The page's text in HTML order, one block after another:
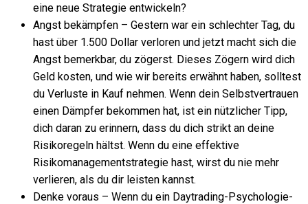
eine neue Strategie entwickeln?
Angst bekämpfen – Gestern war ein schlechter Tag, du
hast über 1.500 Dollar verloren und jetzt macht sich die
Angst bemerkbar, du zögerst. Dieses Zögern wird dich
Geld kosten, und wie wir bereits erwähnt haben, solltest
du Verluste in Kauf nehmen. Wenn dein Selbstvertrauen
einen Dämpfer bekommen hat, ist ein nützlicher Tipp,
dich daran zu erinnern, dass du dich strikt an deine
Risikoregeln hältst. Wenn du eine effektive
Risikomanagementstrategie hast, wirst du nie mehr
verlieren, als du dir leisten kannst.
Denke voraus – Wenn du ein Daytrading-Psychologie-